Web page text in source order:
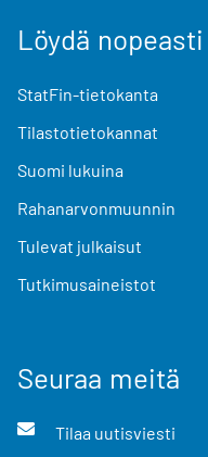
Löydä nopeasti
StatFin-tietokanta
Tilastotietokannat
Suomi lukuina
Rahanarvonmuunnin
Tulevat julkaisut
Tutkimusaineistot
Seuraa meitä
Tilaa uutisviesti